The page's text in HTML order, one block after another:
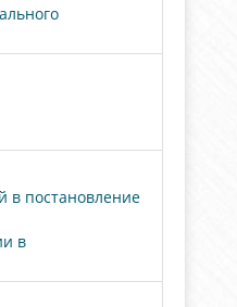
в постановление
в